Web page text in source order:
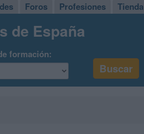
Foros Profesiones Tienda
de España
formación: